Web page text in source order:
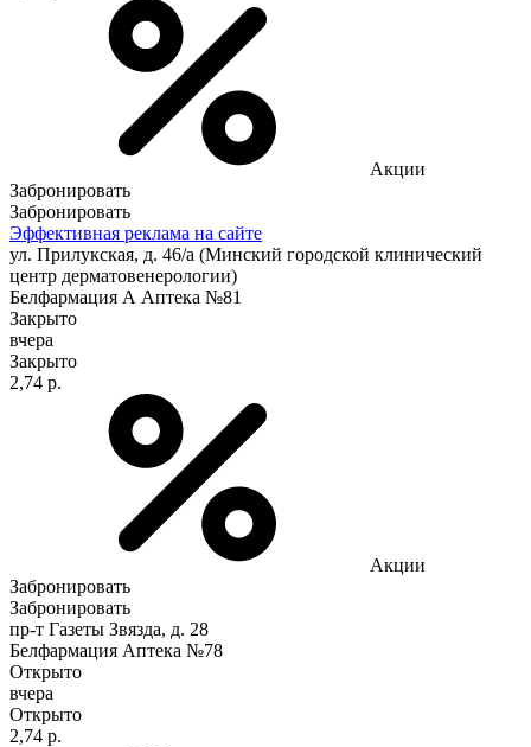
Акции
Забронировать
Забронировать
Эффективная реклама на сайте
ул. Прилукская, д. 46/а (Минский городской клинический
центр дерматовенерологии)
Белфармация А Аптека №81
Закрыто
вчера
Закрыто
2,74 р.
Акции
Забронировать
Забронировать
пр-т Газеты Звязда, д. 28
Белфармация Аптека №78
Открыто
вчера
Открыто
2,74 р.